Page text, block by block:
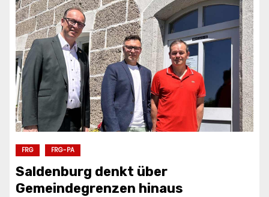
FRG FRG-PA
Saldenburg denkt über
Gemeindegrenzen hinaus